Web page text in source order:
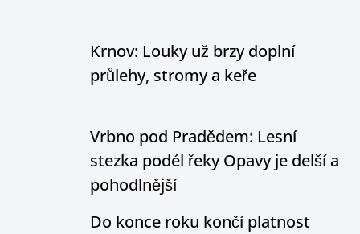
Krnov: Louky už brzy doplní
průlehy, stromy a keře
Vrbno pod Pradědem: Lesní
stezka podél řeky Opavy je delší a
pohodlnější
Do konce roku končí platnost